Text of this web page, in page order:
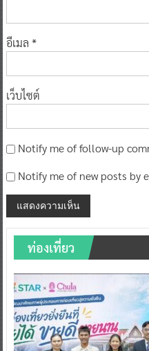
อีเมล *
เว็บไซต์
Notify me of follow-up
Notify me of new posts by
ท่องเที่ยว